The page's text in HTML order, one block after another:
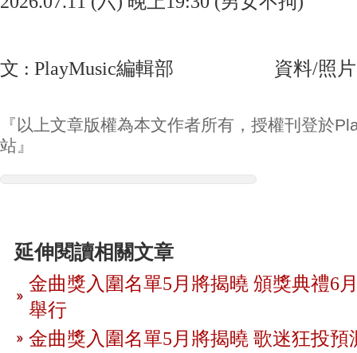
文 : PlayMusic編輯部 資料/照片
『以上文章版權為本文作者所有，授權刊登於
站』
延伸閱讀相關文章
金曲獎入圍名單5月將揭曉 頒獎典禮6
舉行
金曲獎入圍名單5月將揭曉 歌迷狂投預